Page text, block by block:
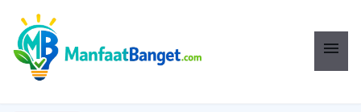
menu